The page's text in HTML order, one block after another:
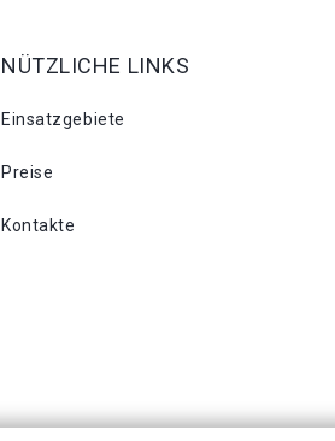
NÜTZLICHE LINKS
Einsatzgebiete
Preise
Kontakte